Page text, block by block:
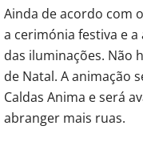
Ainda de acordo com
a cerimónia festiva e
das iluminações. Não
de Natal. A animação
Caldas Anima e será
abranger mais ruas.